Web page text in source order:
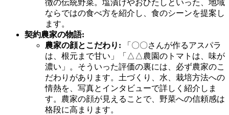
徴の伝統野菜。塩漬けやおひたしといった、地域
ならではの食べ方を紹介し、食のシーンを提案し
ます。
契約農家の物語:
農家の顔とこだわり: 「〇〇さんが作るアスパラ
は、根元まで甘い」「△△農園のトマトは、味が
濃い」。そういった評価の裏には、必ず農家のこ
だわりがあります。土づくり、水、栽培方法への
情熱を、写真とインタビューで詳しく紹介しま
す。農家の顔が見えることで、野菜への信頼感は
格段に高まります。